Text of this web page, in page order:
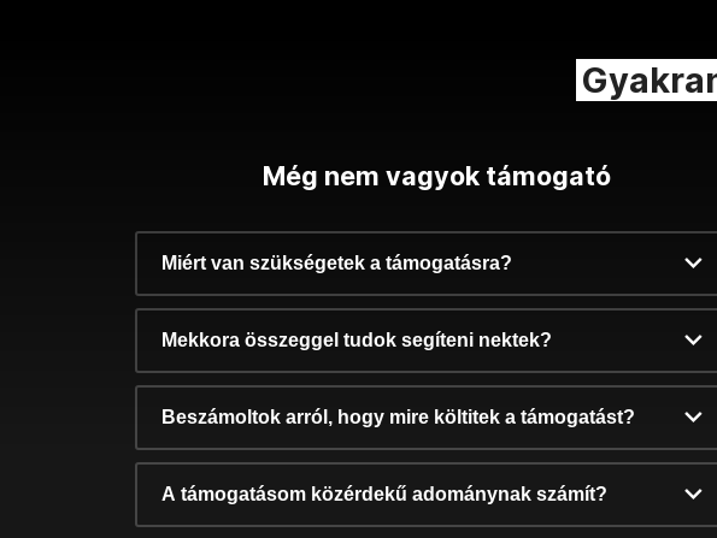
Még nem vagyok támogató
Miért van szükségetek a támogatásra?
Mekkora összeggel tudok segíteni nektek?
Beszámoltok arról, hogy mire költitek a támogatást?
A támogatásom közérdekű adománynak számít?